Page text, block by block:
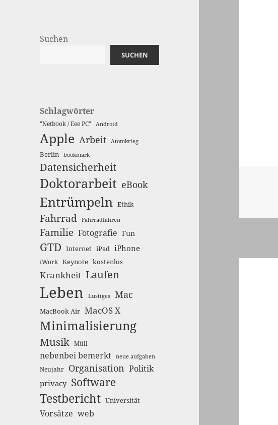
Suchen
SUCHEN
Schlagwörter
"Netbook / Eee PC" Android
Apple Arbeit Atomkrieg
Berlin bookmark
Datensicherheit
Doktorarbeit eBook
Entrümpeln Ethik
Fahrrad Fahrradfahren
Familie Fotografie Fun
GTD Internet iPad iPhone
iWork Keynote kostenlos
Krankheit Laufen
Leben Lustiges Mac
MacBook Air MacOS X
Minimalisierung
Musik Müll
nebenbei bemerkt neue aufgaben
Neujahr Organisation Politik
privacy Software
Testbericht Universität
Vorsätze web